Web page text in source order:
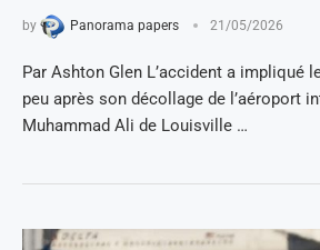
by Panorama papers 21/05/2026
Par Ashton Glen L’accident a impliqué
peu après son décollage de l’aéroport
Muhammad Ali de Louisville …